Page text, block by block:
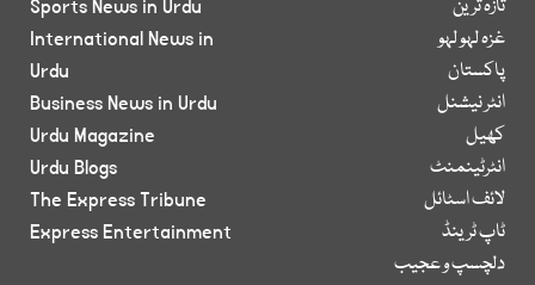
تازہ ترین
غزہ لہو لہو
پاکستان
انٹر نیشنل
کھیل
انٹرٹینمنٹ
لائف اسٹائل
ٹاپ ٹرینڈ
دلچسپ و عجیب
Sports News in Urdu
International News in
Urdu
Business News in Urdu
Urdu Magazine
Urdu Blogs
The Express Tribune
Express Entertainment